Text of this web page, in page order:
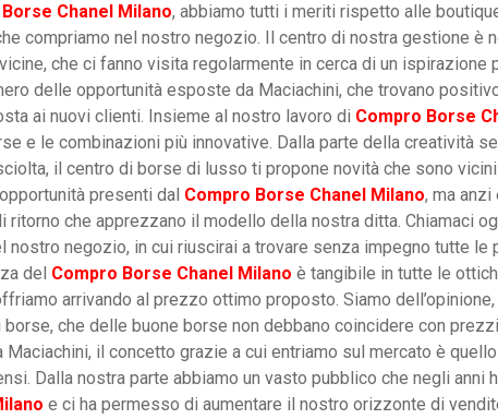
Chanel Milano, abbiamo tutti i meriti rispetto alle
compriamo nel nostro negozio. Il centro di nostra gestione è
che ci fanno visita regolarmente in cerca di un ispirazione
delle opportunità esposte da Maciachini, che trovano
ai nuovi clienti. Insieme al nostro lavoro di Compro Borse
e le combinazioni più innovative. Dalla parte della creatività
il centro di borse di lusso ti propone novità che sono
presenti dal Compro Borse Chanel Milano, ma
ritorno che apprezzano il modello della nostra ditta. Chiamaci
nostro negozio, in cui riuscirai a trovare senza impegno tutte
del Compro Borse Chanel Milano è tangibile in tutte le
arrivando al prezzo ottimo proposto. Siamo
che delle buone borse non debbano coincidere con
il concetto grazie a cui entriamo sul mercato è quello
Dalla nostra parte abbiamo un vasto pubblico che negli anni
e ci ha permesso di aumentare il nostro orizzonte di